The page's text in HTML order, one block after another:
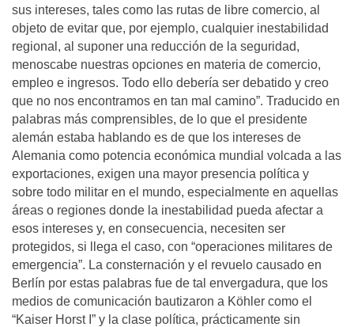
sus intereses, tales como las rutas de libre comercio, al
objeto de evitar que, por ejemplo, cualquier inestabilidad
regional, al suponer una reducción de la seguridad,
menoscabe nuestras opciones en materia de comercio,
empleo e ingresos. Todo ello debería ser debatido y creo
que no nos encontramos en tan mal camino”. Traducido en
palabras más comprensibles, de lo que el presidente
alemán estaba hablando es de que los intereses de
Alemania como potencia económica mundial volcada a las
exportaciones, exigen una mayor presencia política y
sobre todo militar en el mundo, especialmente en aquellas
áreas o regiones donde la inestabilidad pueda afectar a
esos intereses y, en consecuencia, necesiten ser
protegidos, si llega el caso, con “operaciones militares de
emergencia”. La consternación y el revuelo causado en
Berlín por estas palabras fue de tal envergadura, que los
medios de comunicación bautizaron a Köhler como el
“Kaiser Horst I” y la clase política, prácticamente sin